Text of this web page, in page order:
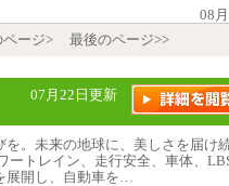
08
ページ> 最後のページ>>
07月22日更新
を。未来の地球に、美しさを届け
ートレイン、走行安全、車体、
展開し、自動車を…